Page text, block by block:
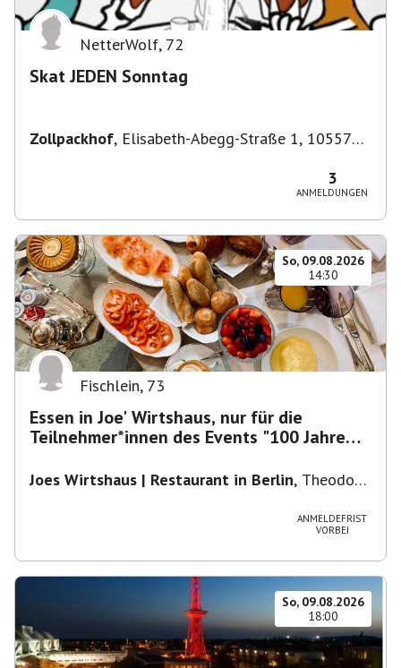
NetterWolf, 72
Skat JEDEN Sonntag
Zollpackhof, Elisabeth-Abegg-Straße 1, 10557
3
ANMELDUNGEN
So, 09.08.2026
14:30
Fischlein, 73
Essen in Joe' Wirtshaus, nur für die
Teilnehmer*innen des Events "100 Jahre
Joes Wirtshaus | Restaurant in Berlin, Theodor-
ANMELDEFRIST
VORBEI
So, 09.08.2026
18:00